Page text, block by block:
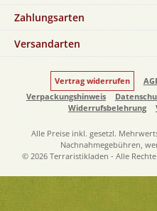
Zahlungsarten
Versandarten
Vertrag widerrufen
Verpackungshinweis
Widerrufsbelehrung
Alle Preise inkl. gesetzl.
Nachnahmegebühren,
© 2026 Terraristikladen - Alle